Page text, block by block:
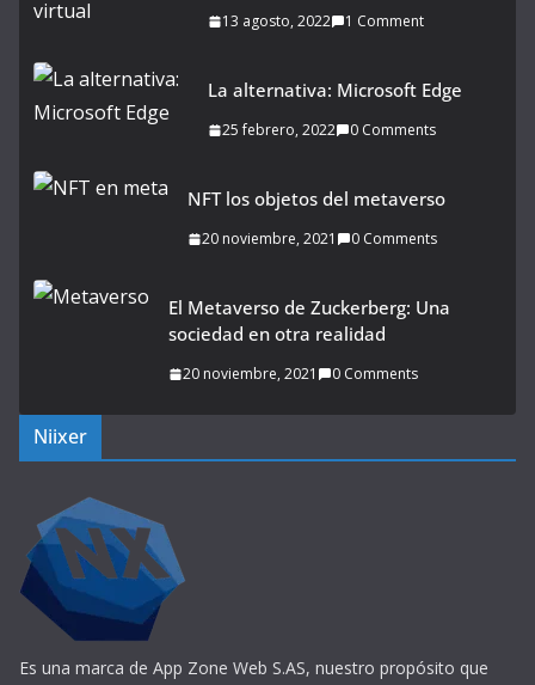
13 agosto, 2022 1 Comment
La alternativa: Microsoft Edge
25 febrero, 2022 0 Comments
NFT los objetos del metaverso
20 noviembre, 2021 0 Comments
El Metaverso de Zuckerberg: Una
sociedad en otra realidad
20 noviembre, 2021 0 Comments
Niixer
Es una marca de App Zone Web S.AS, nuestro propósito que